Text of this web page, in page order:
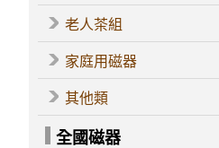
老人茶組
家庭用磁器
其他類
全國磁器